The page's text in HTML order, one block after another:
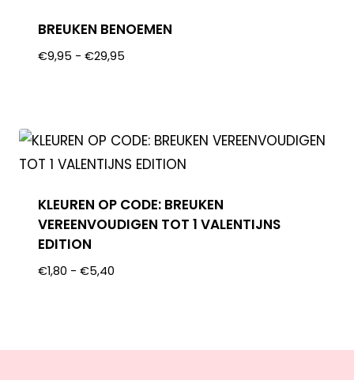
BREUKEN BENOEMEN
€9,95 - €29,95
KLEUREN OP CODE: BREUKEN
VEREENVOUDIGEN TOT 1 VALENTIJNS
EDITION
€1,80 - €5,40